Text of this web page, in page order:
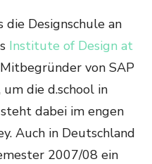
Designschule an
Institute of Design at
von SAP
die d.school in
dabei im engen
Auch in Deutschland
2007/08 ein